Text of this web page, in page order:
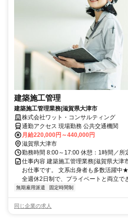
建築施工管理
建築施工管理業務|滋賀県大津市
株式会社ワット・コンサルティング
通勤アクセス 現場勤務 公共交通機関
月給220,000円～440,000円
滋賀県大津市
勤務時間 8:00～17:00 休憩：1時間／所
仕事内容 建築施工管理業務|滋賀県大津
お仕事です。 文系出身者も多数活躍中
全週休2日制で、プライベートと両立で
無期雇用派遣 固定時間制
同じ企業の求人